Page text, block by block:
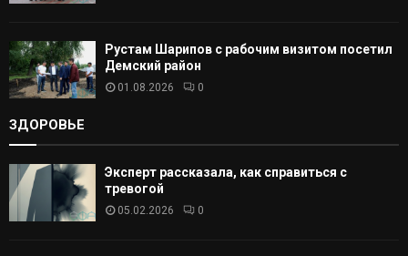
Рустам Шарипов с рабочим визитом посетил
Демский район
01.08.2026 0
ЗДОРОВЬЕ
Эксперт рассказала, как справиться с
тревогой
05.02.2026 0